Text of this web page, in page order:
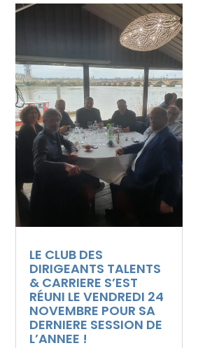
LE CLUB DES
DIRIGEANTS TALENTS
& CARRIERE S’EST
RÉUNI LE VENDREDI 24
NOVEMBRE POUR SA
DERNIERE SESSION DE
L’ANNEE !